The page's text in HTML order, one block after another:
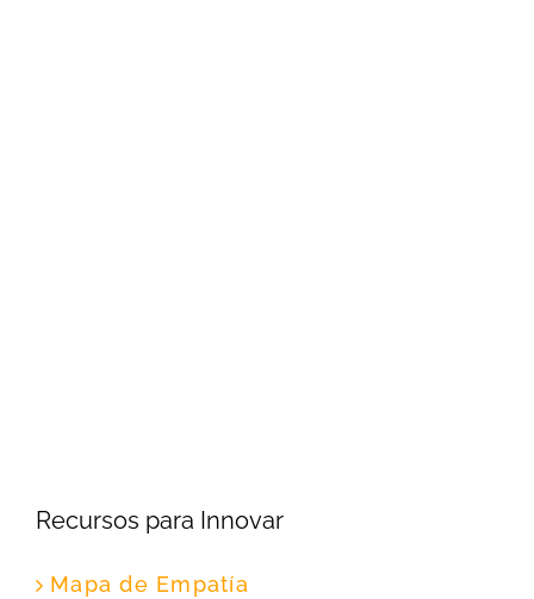
Recursos para Innovar
Mapa de Empatía